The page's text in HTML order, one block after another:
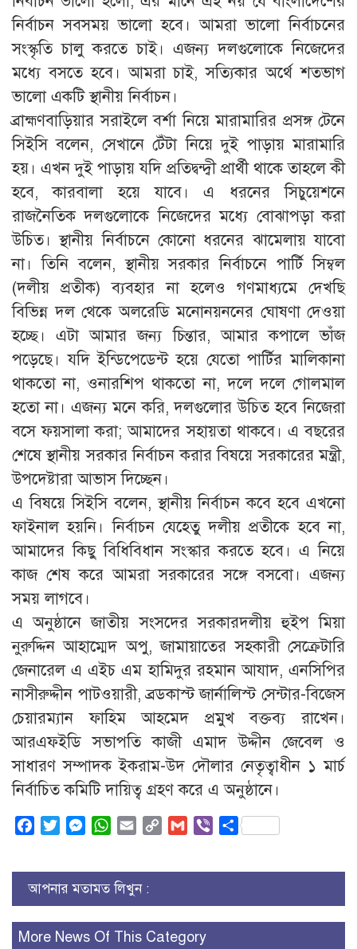
নির্বাচন সবসময় ভালো হবে। আমরা ভালো নির্বাচনের
সংস্কৃতি চালু করতে চাই। এজন্য দলগুলোকে নিজেদের
মধ্যে বসতে হবে। আমরা চাই, সত্যিকার অর্থে শতভাগ
ভালো একটি স্থানীয় নির্বাচন।
ব্রাহ্মণবাড়িয়ার সরাইলে বর্শা নিয়ে মারামারির প্রসঙ্গ টেনে
সিইসি বলেন, সেখানে টেঁটা নিয়ে দুই পাড়ায় মারামারি
হয়। এখন দুই পাড়ায় যদি প্রতিদ্বন্দ্বী প্রার্থী থাকে তাহলে কী
হবে, কারবালা হয়ে যাবে। এ ধরনের সিচুয়েশনে
রাজনৈতিক দলগুলোকে নিজেদের মধ্যে বোঝাপড়া করা
উচিত। স্থানীয় নির্বাচনে কোনো ধরনের ঝামেলায় যাবো
না। তিনি বলেন, স্থানীয় সরকার নির্বাচনে পার্টি সিম্বল
(দলীয় প্রতীক) ব্যবহার না হলেও গণমাধ্যমে দেখছি
বিভিন্ন দল থেকে অলরেডি মনোনয়ননের ঘোষণা দেওয়া
হচ্ছে। এটা আমার জন্য চিন্তার, আমার কপালে ভাঁজ
পড়েছে। যদি ইন্ডিপেডেন্ট হয়ে যেতো পার্টির মালিকানা
থাকতো না, ওনারশিপ থাকতো না, দলে দলে গোলমাল
হতো না। এজন্য মনে করি, দলগুলোর উচিত হবে নিজেরা
বসে ফয়সালা করা; আমাদের সহায়তা থাকবে। এ বছরের
শেষে স্থানীয় সরকার নির্বাচন করার বিষয়ে সরকারের মন্ত্রী,
উপদেষ্টারা আভাস দিচ্ছেন।
এ বিষয়ে সিইসি বলেন, স্থানীয় নির্বাচন কবে হবে এখনো
ফাইনাল হয়নি। নির্বাচন যেহেতু দলীয় প্রতীকে হবে না,
আমাদের কিছু বিধিবিধান সংস্কার করতে হবে। এ নিয়ে
কাজ শেষ করে আমরা সরকারের সঙ্গে বসবো। এজন্য
সময় লাগবে।
এ অনুষ্ঠানে জাতীয় সংসদের সরকারদলীয় হুইপ মিয়া
নুরুদ্দিন আহাম্মেদ অপু, জামায়াতের সহকারী সেক্রেটারি
জেনারেল এ এইচ এম হামিদুর রহমান আযাদ, এনসিপির
নাসীরুদ্দীন পাটওয়ারী, ব্রডকাস্ট জার্নালিস্ট সেন্টার-বিজেস
চেয়ারম্যান ফাহিম আহমেদ প্রমুখ বক্তব্য রাখেন।
আরএফইডি সভাপতি কাজী এমাদ উদ্দীন জেবেল ও
সাধারণ সম্পাদক ইকরাম-উদ দৌলার নেতৃত্বাধীন ১ মার্চ
নির্বাচিত কমিটি দায়িত্ব গ্রহণ করে এ অনুষ্ঠানে।
FacebookTwitterMessenger
WhatsApp
Email
Copy
Gmail ViberShare
আপনার মতামত লিখুন :
More News Of This Category